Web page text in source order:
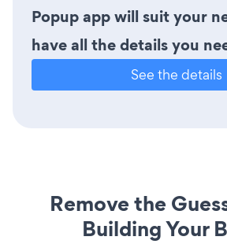
Popup app will suit your
have all the details you
See the details
Remove the
Building Your